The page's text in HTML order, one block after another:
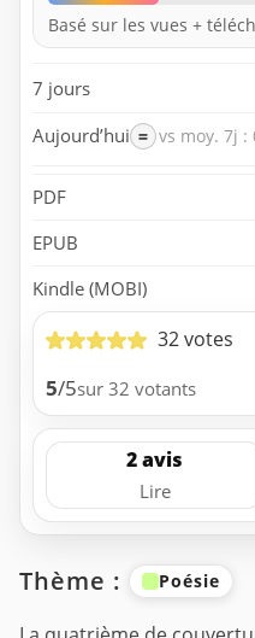
Basé sur les vues +
7 jours
Aujourd’hui = vs moy. 7j :
PDF
EPUB
Kindle (MOBI)
32 votes
5/5sur 32 votants
2 avis
Lire
Thème : Poésie